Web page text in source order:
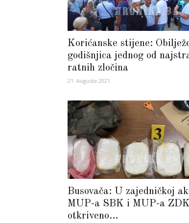
Korićanske stijene:
godišnjica jednog od
ratnih zločina
21. Augusta 2021.
Busovača: U zajedničkoj
MUP-a SBK i MUP-a ZDK
otkriveno...